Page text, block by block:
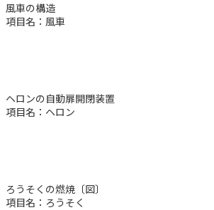
風車の構造
項目名：風車
ヘロンの自動扉開閉装置
項目名：ヘロン
ろうそくの燃焼〔図〕
項目名：ろうそく